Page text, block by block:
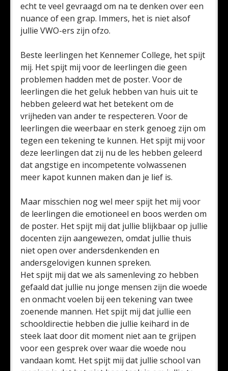
echt te veel gevraagd om na te denken over een
nuance of een grap. Immers, het is niet alsof
jullie VWO-ers zijn ofzo.
Beste leerlingen het Kennemer College, het spijt
mij. Het spijt mij voor de leerlingen die geen
problemen hadden met de poster. Voor de
leerlingen die het geluk hebben van huis uit te
hebben geleerd wat het betekent om de
vrijheden van ander te respecteren. Voor de
leerlingen die weerbaar en sterk genoeg zijn om
tegen een tekening te kunnen. Het spijt mij voor
deze leerlingen dat zij nu de les hebben geleerd
dat angstige en incompetente volwassenen
meer kapot kunnen maken dan je lief is.
Maar misschien nog wel meer spijt het mij voor
de leerlingen die emotioneel en boos werden om
de poster. Het spijt mij dat jullie blijkbaar op jullie
docenten zijn aangewezen, omdat jullie thuis
niet open over andersdenkenden en
andersgelovigen kunnen spreken.
Het spijt mij dat we als samenleving zo hebben
gefaald dat jullie nu jonge mensen zijn die woede
en onmacht voelen bij een tekening van twee
zoenende mannen. Het spijt mij dat jullie een
schooldirectie hebben die jullie keihard in de
steek laat door dit moment niet aan te grijpen
voor een gesprek over waar die woede nou
vandaan komt. Het spijt mij dat jullie school van